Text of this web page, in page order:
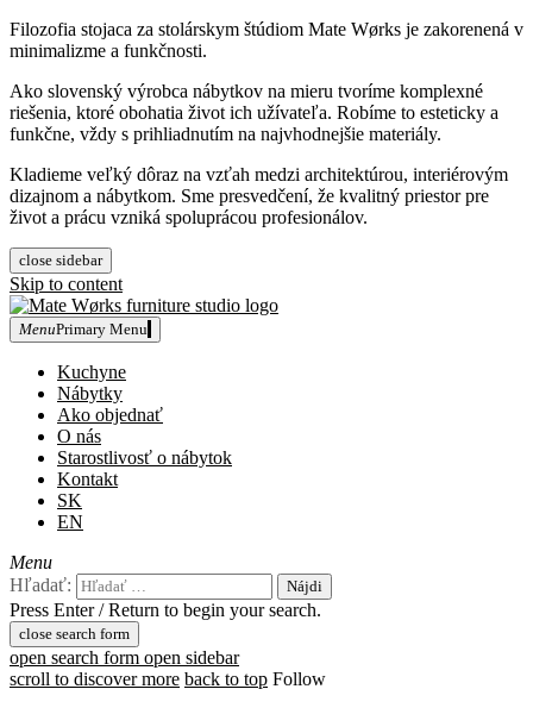
Filozofia stojaca za stolárskym štúdiom Mate Wørks je zakorenená v
minimalizme a funkčnosti.
Ako slovenský výrobca nábytkov na mieru tvoríme komplexné
riešenia, ktoré obohatia život ich užívateľa. Robíme to esteticky a
funkčne, vždy s prihliadnutím na najvhodnejšie materiály.
Kladieme veľký dôraz na vzťah medzi architektúrou, interiérovým
dizajnom a nábytkom. Sme presvedčení, že kvalitný priestor pre
život a prácu vzniká spoluprácou profesionálov.
close sidebar
Skip to content
Mate Wørks furniture studio
MenuPrimary Menu
Kuchyne
Nábytky
Ako objednať
O nás
Starostlivosť o nábytok
Kontakt
SK
EN
Menu
Hľadať:
Press Enter / Return to begin your search.
close search form
open search form open sidebar
scroll to discover more back to top Follow